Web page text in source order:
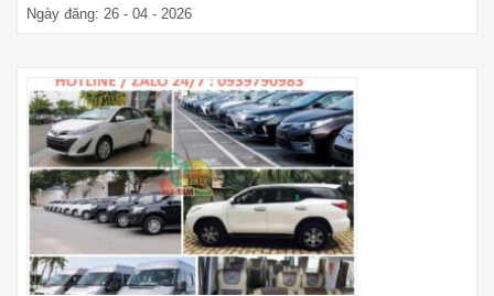
Ngày đăng: 26 - 04 - 2026